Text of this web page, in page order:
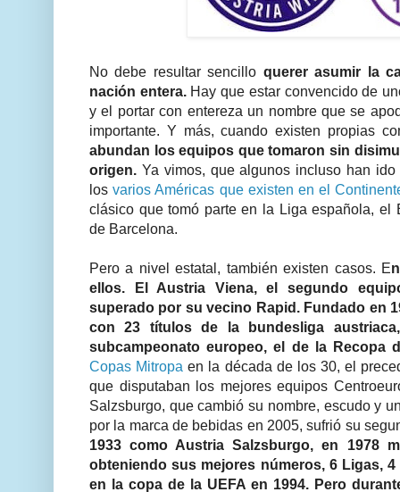
No debe resultar sencillo querer asumir la
nación entera.Hay que estar convencido de
y el portar con entereza un nombre que se
importante. Y más, cuando existen propias
abundan los equipos que tomaron sin
origen. Ya vimos, que algunos incluso han
losvarios Américas que existen en el
clásico que tomó parte en la Liga española, el
de Barcelona.
Pero a nivel estatal, también existen casos. E
ellos. El Austria Viena, el segundo
superado por su vecino Rapid. Fundado en
con 23 títulos de la bundesliga
subcampeonato europeo, el de la Recopa
Copas Mitropaen la década de los 30, el
que disputaban los mejores equipos
Salzsburgo, que cambió su nombre, escudo y
por la marca de bebidas en 2005, sufrió su
1933 como Austria Salzsburgo, en 1978
obteniendo sus mejores números, 6 Ligas,
en la copa de la UEFA en 1994. Pero